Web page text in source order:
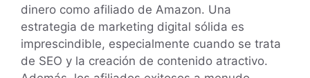
dinero como afiliado de Amazon. Una
estrategia de marketing digital sólida es
imprescindible, especialmente cuando se trata
de SEO y la creación de contenido atractivo.